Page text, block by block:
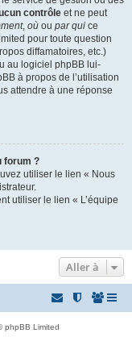
contrôle et ne peut
, où ou par qui ce
pour toute question
diffamatoires, etc.)
au logiciel phpBB lui-
à propos de l’utilisation
attendre à une réponse
forum ?
utiliser le lien « Nous
utiliser le lien « L’équipe
Aller à
phpBB Limited